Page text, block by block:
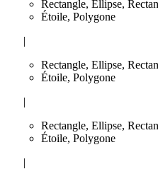
Rectangle, Ellipse,
Étoile, Polygone
|
Rectangle, Ellipse,
Étoile, Polygone
|
Rectangle, Ellipse,
Étoile, Polygone
|